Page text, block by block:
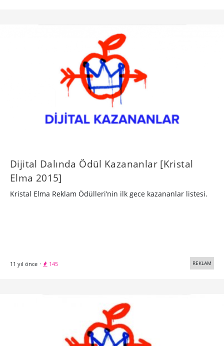
Dijital Dalında Ödül Kazananlar [Kristal
Elma 2015]
Kristal Elma Reklam Ödülleri’nin ilk gece kazananlar listesi.
11 yıl önce · 145 REKLAM